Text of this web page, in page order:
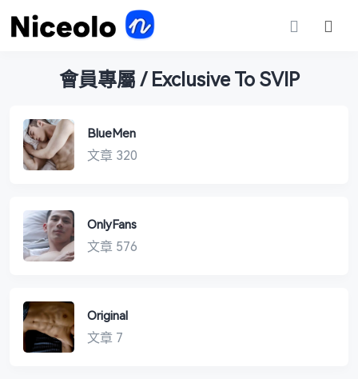
會員專屬 / Exclusive To SVIP
BlueMen
文章 320
OnlyFans
文章 576
Original
文章 7